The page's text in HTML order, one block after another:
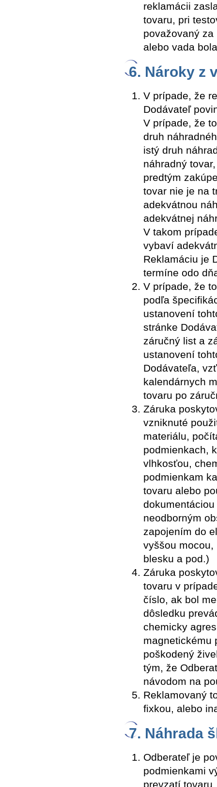
reklamácii
tovaru, pri
považovaný
alebo vada
6. Nároky z
V prípade, že
Dodávateľ
V prípade, že
druh
istý druh
náhradný
predtým
tovar nie je na
adekvátnou
adekvátnej
V takom
vybaví
Reklamáciu je
termíne odo
V prípade, že
podľa
ustanovení
stránke
záručný list a
ustanovení
Dodávateľa,
kalendárnych
tovaru po
Záruka
vzniknuté
materiálu,
podmienkach,
vlhkosťou,
podmienkam
tovaru alebo
neodborným
zapojením do
vyššou
blesku a pod.)
Záruka
tovaru v
číslo, ak bol
dôsledku
chemicky
magnetickému
poškodený
tým, že
návodom na
Reklamovaný
fixkou, alebo
7. Náhrada
Odberateľ je
podmienkami
prevzatí